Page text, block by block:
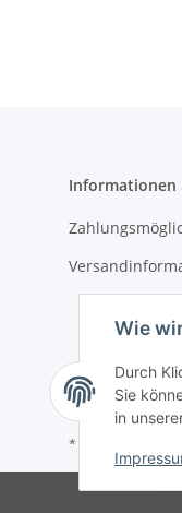
Informationen
* Alle Preise inkl.
Wie
Durch
Sie
in